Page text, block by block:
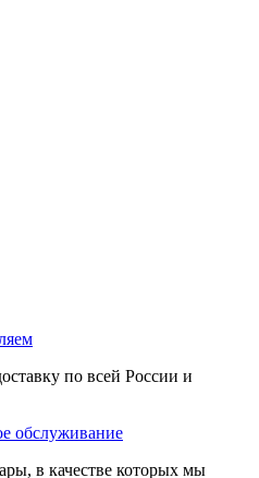
по всей России и
обслуживание
в качестве которых мы